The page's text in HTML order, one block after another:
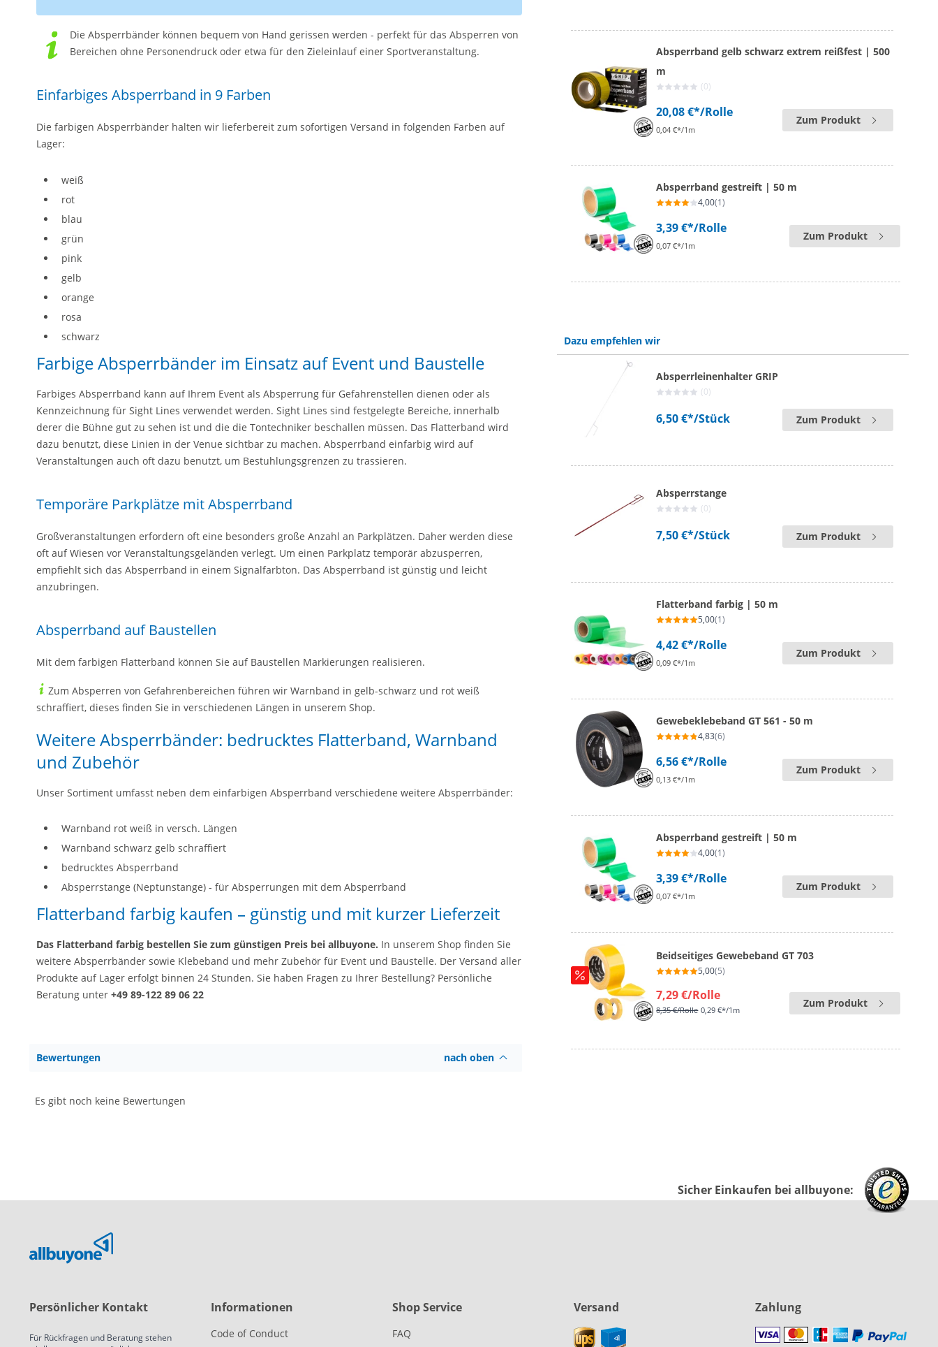
Die Absperrbänder können bequem von Hand gerissen werden - perfekt für das Absperren von
Bereichen ohne Personendruck oder etwa für den Zieleinlauf einer Sportveranstaltung.
Einfarbiges Absperrband in 9 Farben
Die farbigen Absperrbänder halten wir lieferbereit zum sofortigen Versand in folgenden Farben auf
Lager:
weiß
rot
blau
grün
pink
gelb
orange
rosa
schwarz
Farbige Absperrbänder im Einsatz auf Event und Baustelle
Farbiges Absperrband kann auf Ihrem Event als Absperrung für Gefahrenstellen dienen oder als
Kennzeichnung für Sight Lines verwendet werden. Sight Lines sind festgelegte Bereiche, innerhalb
derer die Bühne gut zu sehen ist und die die Tontechniker beschallen müssen. Das Flatterband wird
dazu benutzt, diese Linien in der Venue sichtbar zu machen. Absperrband einfarbig wird auf
Veranstaltungen auch oft dazu benutzt, um Bestuhlungsgrenzen zu trassieren.
Temporäre Parkplätze mit Absperrband
Großveranstaltungen erfordern oft eine besonders große Anzahl an Parkplätzen. Daher werden diese
oft auf Wiesen vor Veranstaltungsgeländen verlegt. Um einen Parkplatz temporär abzusperren,
empfiehlt sich das Absperrband in einem Signalfarbton. Das Absperrband ist günstig und leicht
anzubringen.
Absperrband auf Baustellen
Mit dem farbigen Flatterband können Sie auf Baustellen Markierungen realisieren.
Zum Absperren von Gefahrenbereichen führen wir Warnband in gelb-schwarz und rot weiß
schraffiert, dieses finden Sie in verschiedenen Längen in unserem Shop.
Weitere Absperrbänder: bedrucktes Flatterband, Warnband
und Zubehör
Unser Sortiment umfasst neben dem einfarbigen Absperrband verschiedene weitere Absperrbänder:
Warnband rot weiß in versch. Längen
Warnband schwarz gelb schraffiert
bedrucktes Absperrband
Absperrstange (Neptunstange) - für Absperrungen mit dem Absperrband
Flatterband farbig kaufen – günstig und mit kurzer Lieferzeit
Das Flatterband farbig bestellen Sie zum günstigen Preis bei allbuyone. In unserem Shop finden Sie
weitere Absperrbänder sowie Klebeband und mehr Zubehör für Event und Baustelle. Der Versand aller
Produkte auf Lager erfolgt binnen 24 Stunden. Sie haben Fragen zu Ihrer Bestellung? Persönliche
Beratung unter +49 89-122 89 06 22
Bewertungen nach oben
Es gibt noch keine Bewertungen
Absperrband gelb schwarz extrem reißfest | 500
m
(0)
20,08 €*/Rolle
0,04 €*/1m
Zum Produkt
Absperrband gestreift | 50 m
4,00(1)
3,39 €*/Rolle
0,07 €*/1m
Zum Produkt
Dazu empfehlen wir
Absperrleinenhalter GRIP
(0)
6,50 €*/Stück Zum Produkt
Absperrstange
(0)
7,50 €*/Stück Zum Produkt
Flatterband farbig | 50 m
5,00(1)
4,42 €*/Rolle
0,09 €*/1m
Zum Produkt
Gewebeklebeband GT 561 - 50 m
4,83(6)
6,56 €*/Rolle
0,13 €*/1m
Zum Produkt
Absperrband gestreift | 50 m
4,00(1)
3,39 €*/Rolle
0,07 €*/1m
Zum Produkt
Beidseitiges Gewebeband GT 703
5,00(5)
7,29 €/Rolle
8,35 €/Rolle 0,29 €*/1m
Zum Produkt
Sicher Einkaufen bei allbuyone:
Persönlicher Kontakt
Für Rückfragen und Beratung stehen
Informationen
Code of Conduct
Shop Service
FAQ
Versand Zahlung